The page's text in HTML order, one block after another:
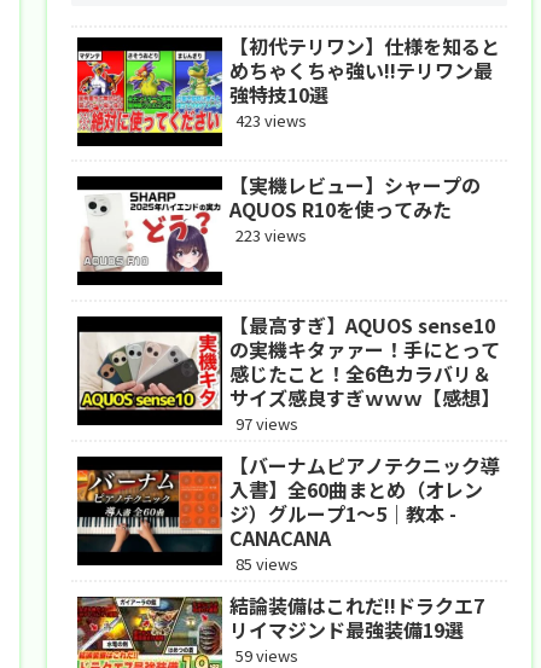
【初代テリワン】仕様を知ると
めちゃくちゃ強い!!テリワン最
強特技10選
423 views
【実機レビュー】シャープの
AQUOS R10を使ってみた
223 views
【最高すぎ】AQUOS sense10
の実機キタァァー！手にとって
感じたこと！全6色カラバリ＆
サイズ感良すぎｗｗｗ【感想】
97 views
【バーナムピアノテクニック導
入書】全60曲まとめ（オレン
ジ）グループ1〜5｜教本 -
CANACANA
85 views
結論装備はこれだ!!ドラクエ7
リイマジンド最強装備19選
59 views